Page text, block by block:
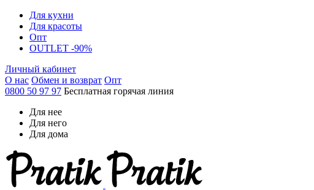
Для кухни
Для красоты
Опт
OUTLET -90%
Личный кабинет
О нас Обмен и возврат Опт
0800 50 97 97 Бесплатная горячая линия
Для нее
Для него
Для дома